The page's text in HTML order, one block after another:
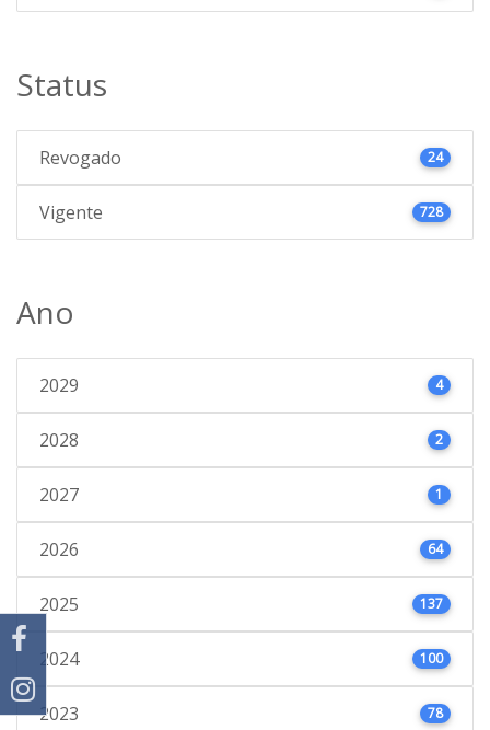
Status
Revogado 24
Vigente 728
Ano
2029 4
2028 2
2027 1
2026 64
2025 137
2024 100
2023 78